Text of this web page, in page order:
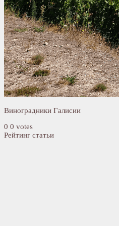
Виноградники Галисии
0 0 votes
Рейтинг статьи